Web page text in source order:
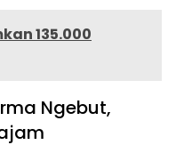
135.000
Ngebut,